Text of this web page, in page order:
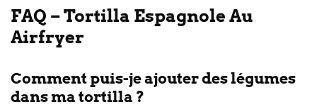
FAQ – Tortilla Espagnole Au
Airfryer
Comment puis-je ajouter des légumes
dans ma tortilla ?